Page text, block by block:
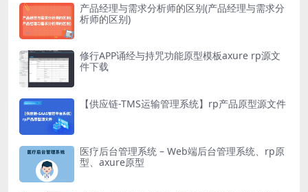
产品经理与需求分析师的区别(产品经理与需求分
析师的区别)
修行APP诵经与持咒功能原型模板axure rp源文
件下载
【供应链-TMS运输管理系统】rp产品原型源文件
医疗后台管理系统 – Web端后台管理系统、rp原
型、axure原型